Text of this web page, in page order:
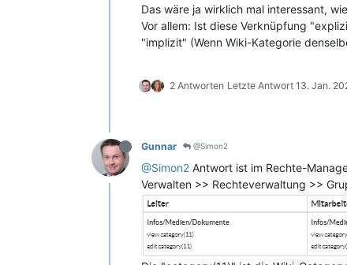
Das wäre ja wirklich mal interessant,
Vor allem: Ist diese Verknüpfung
"implizit" (Wenn Wiki-Kategorie
2 Antworten Letzte Antwort 13. Jan.
Gunnar @Simon2
@Simon2 Antwort ist im Rechte-
Verwalten >> Rechteverwaltung >>